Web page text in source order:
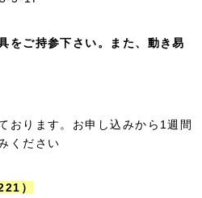
をご持参下さい。また、動き易
おります。お申し込みから1週間
ください
）